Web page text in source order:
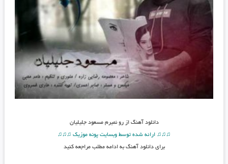
دانلود آهنگ از رو نمیرم مسعود جلیلیان
♫♫♫ ارائه شده توسط وبسایت پونه موزیک ♫♫♫
برای دانلود آهنگ به ادامه مطلب مراجعه کنید